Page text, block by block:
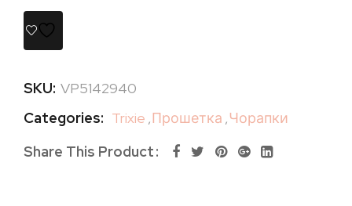
SKU: VP5142940
Categories: Trixie ,Прошетка ,Чорапки
Share This Product